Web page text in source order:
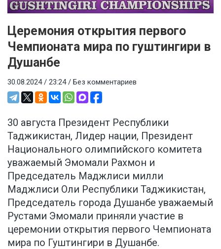
Церемония открытия первого
Чемпионата мира по гуштингири в
Душанбе
30.08.2024 / 23:24 / Без комментариев
30 августа Президент Республики
Таджикистан, Лидер нации, Президент
Национального олимпийского комитета
уважаемый Эмомали Рахмон и
Председатель Маджлиси милли
Маджлиси Оли Республики Таджикистан,
Председатель города Душанбе уважаемый
Рустами Эмомали приняли участие в
церемонии открытия первого Чемпионата
мира по Гуштингири в Душанбе.